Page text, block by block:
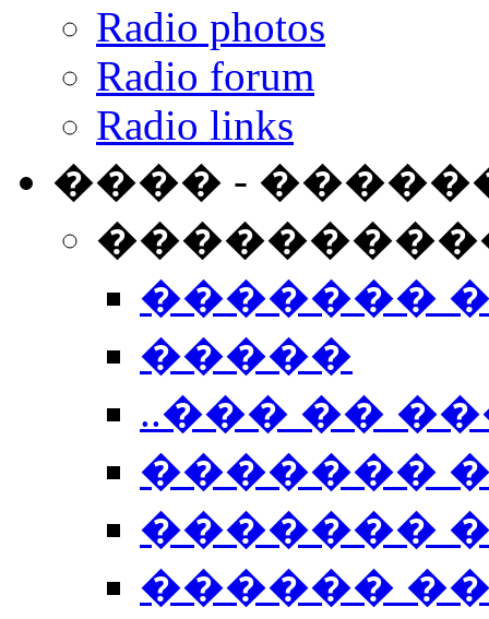
Radio photos
Radio forum
Radio links
���� -
�������
�����
..��� ��
�������
�������
������